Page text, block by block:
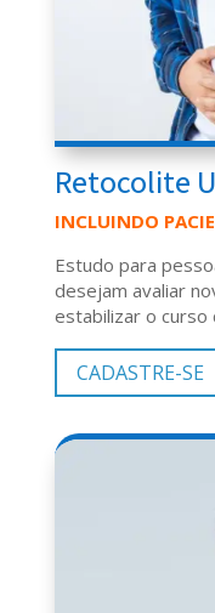
Retocolite
INCLUINDO
Estudo para
desejam avaliar
estabilizar o curso
CADASTRE-SE